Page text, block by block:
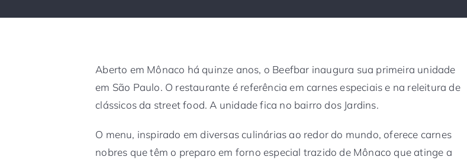
Aberto em Mônaco há quinze anos, o Beefbar inaugura sua primeira unidade
em São Paulo. O restaurante é referência em carnes especiais e na releitura de
clássicos da street food. A unidade fica no bairro dos Jardins.
O menu, inspirado em diversas culinárias ao redor do mundo, oferece carnes
nobres que têm o preparo em forno especial trazido de Mônaco que atinge a